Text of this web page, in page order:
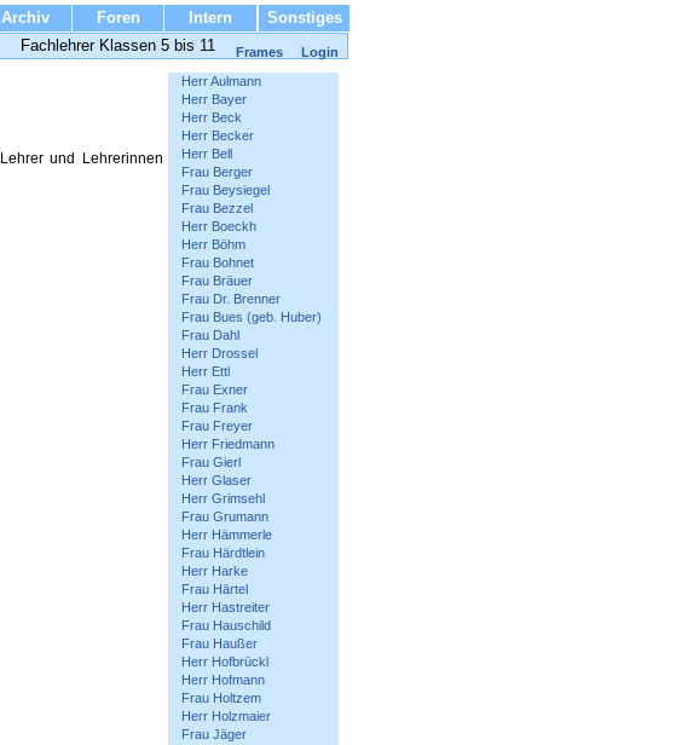
Frames Login
Archiv Foren Intern
Sonstiges
Fachlehrer Klassen 5 bis 11
Herr Aulmann
Herr Bayer
Herr Beck
Herr Becker
Herr Bell
Frau Berger
Frau Beysiegel
Frau Bezzel
Herr Boeckh
Herr Böhm
Frau Bohnet
Frau Bräuer
Frau Dr. Brenner
Frau Bues (geb. Huber)
Frau Dahl
Herr Drossel
Herr Ettl
Frau Exner
Frau Frank
Frau Freyer
Herr Friedmann
Frau Gierl
Herr Glaser
Herr Grimsehl
Frau Grumann
Herr Hämmerle
Frau Härdtlein
Herr Harke
Frau Härtel
Herr Hastreiter
Frau Hauschild
Frau Haußer
Herr Hofbrückl
Herr Hofmann
Frau Holtzem
Herr Holzmaier
Frau Jäger
und Lehrerinnen